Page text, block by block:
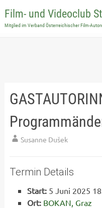
Film- und Videoclub
Mitglied im Verband Österreichischer Film-
Susanne Dušek
Termin Details
Start:5 Juni 2025
Ort: BOKAN, Graz